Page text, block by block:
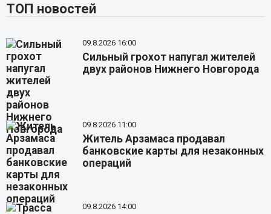
ТОП новостей
09.8.2026 16:00
Сильный грохот напугал жителей
двух районов Нижнего Новгорода
09.8.2026 11:00
Житель Арзамаса продавал
банковские карты для незаконных
операций
09.8.2026 14:00